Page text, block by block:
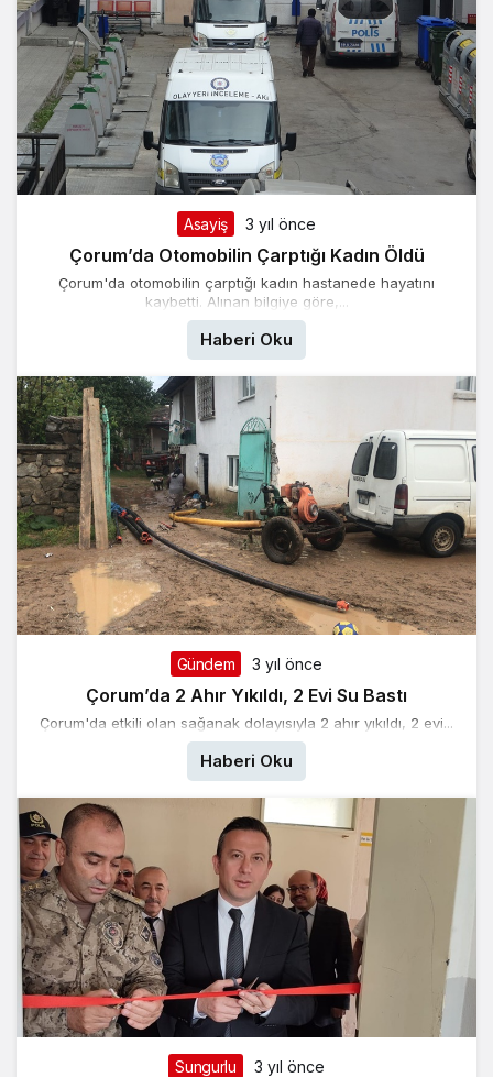
Asayiş 3 yıl önce
Çorum’da Otomobilin Çarptığı Kadın Öldü
Çorum'da otomobilin çarptığı kadın hastanede hayatını
kaybetti. Alınan bilgiye göre,...
Haberi Oku
Gündem 3 yıl önce
Çorum’da 2 Ahır Yıkıldı, 2 Evi Su Bastı
Çorum'da etkili olan sağanak dolayısıyla 2 ahır yıkıldı, 2 evi...
Haberi Oku
Sungurlu 3 yıl önce